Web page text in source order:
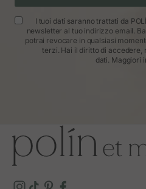
I tuoi dati saranno trattati da
newsletter al tuo indirizzo email.
potrai revocare in qualsiasi
terzi. Hai il diritto di
dati. Maggiori